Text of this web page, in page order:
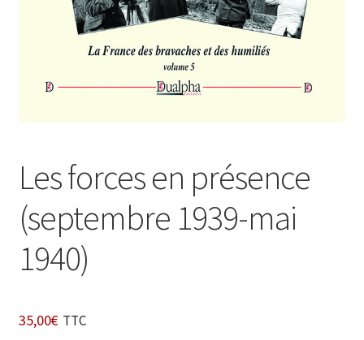
Politique de confidentialité et cookies
Qui sommes-nous ?
Soutien à Philippe Randa
Les forces en présence
(septembre 1939-mai
1940)
35,00€ TTC